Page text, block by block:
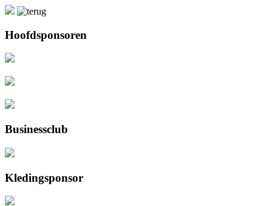
Hoofdsponsoren
Businessclub
Kledingsponsor